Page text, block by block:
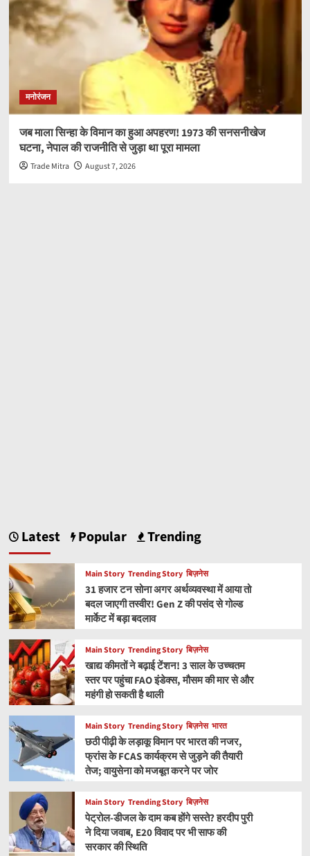
मनोरंजन
जब माला सिन्हा के विमान का हुआ अपहरण! 1973 की सनसनीखेज
घटना, नेपाल की राजनीति से जुड़ा था पूरा मामला
Trade Mitra August 7, 2026
Latest Popular Trending
Main Story Trending Story बिज़नेस
31 हजार टन सोना अगर अर्थव्यवस्था में आया तो
बदल जाएगी तस्वीर! Gen Z की पसंद से गोल्ड
मार्केट में बड़ा बदलाव
Main Story Trending Story बिज़नेस
खाद्य कीमतों ने बढ़ाई टेंशन! 3 साल के उच्चतम
स्तर पर पहुंचा FAO इंडेक्स, मौसम की मार से और
महंगी हो सकती है थाली
Main Story Trending Story बिज़नेस भारत
छठी पीढ़ी के लड़ाकू विमान पर भारत की नजर,
फ्रांस के FCAS कार्यक्रम से जुड़ने की तैयारी
तेज; वायुसेना को मजबूत करने पर जोर
Main Story Trending Story बिज़नेस
पेट्रोल-डीजल के दाम कब होंगे सस्ते? हरदीप पुरी
ने दिया जवाब, E20 विवाद पर भी साफ की
सरकार की स्थिति